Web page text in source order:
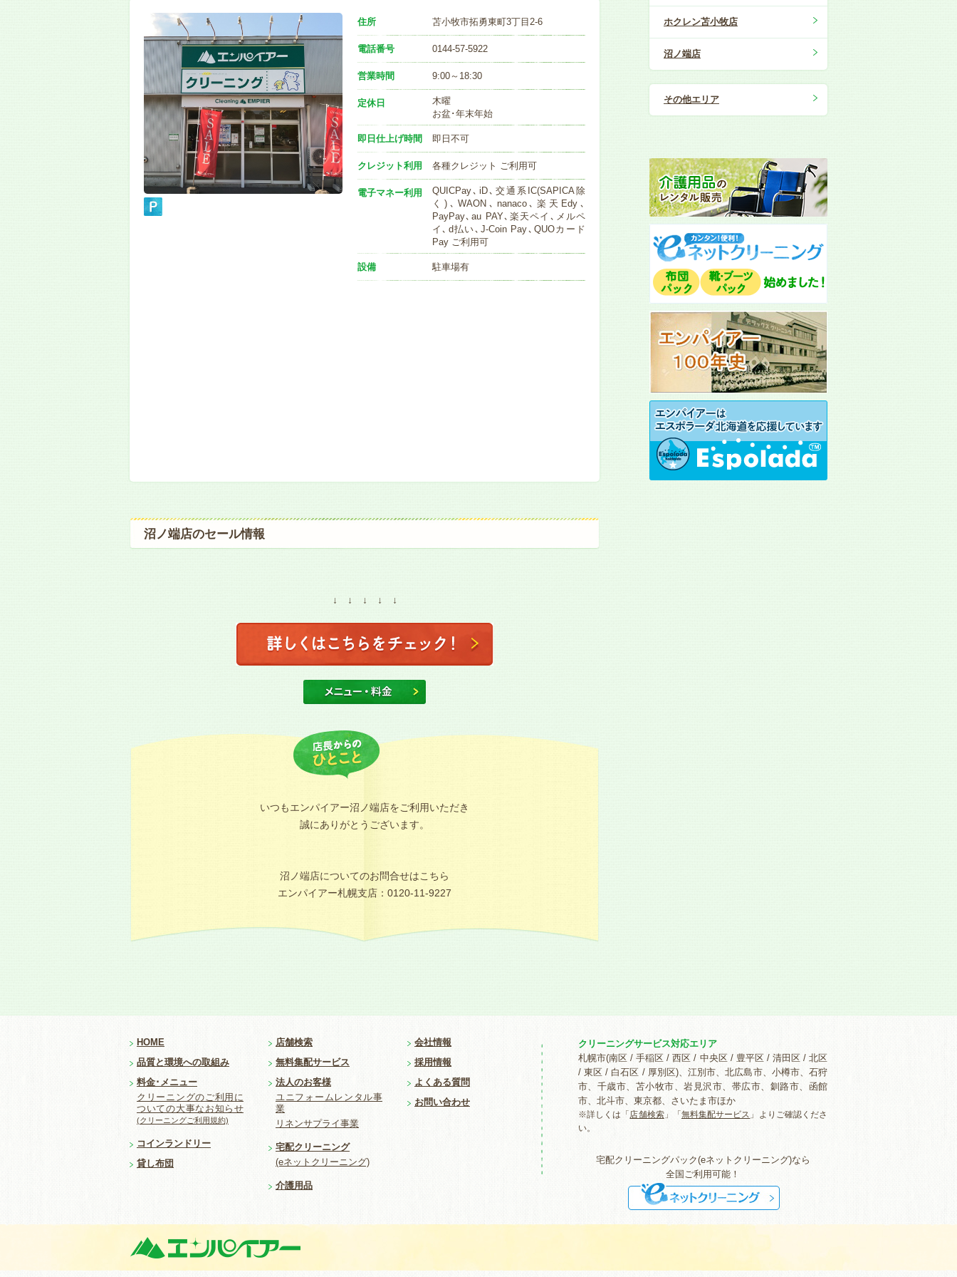
住所 苫小牧市拓勇東町3丁目2-6
電話番号 0144-57-5922
営業時間 9:00～18:30
定休日
木曜
お盆･年末年始
即日仕上げ時間 即日不可
クレジット利用 各種クレジット ご利用可
電子マネー利用
QUICPay､iD､交通系IC(SAPICA除
く)､WAON､nanaco､楽天Edy､
PayPay､au PAY､楽天ペイ､メルペ
イ､d払い､J-Coin Pay､QUOカード
Pay ご利用可
設備 駐車場有
沼ノ端店のセール情報
↓ ↓ ↓ ↓ ↓
いつもエンパイアー沼ノ端店をご利用いただき
誠にありがとうございます。
沼ノ端店についてのお問合せはこちら
エンパイアー札幌支店：0120-11-9227
ホクレン苫小牧店
沼ノ端店
その他エリア
HOME
品質と環境への取組み
料金･メニュー
クリーニングのご利用に
ついての大事なお知らせ
(クリーニングご利用規約)
コインランドリー
貸し布団
店舗検索
無料集配サービス
法人のお客様
ユニフォームレンタル事
業
リネンサプライ事業
宅配クリーニング
(eネットクリーニング)
介護用品
会社情報
採用情報
よくある質問
お問い合わせ
クリーニングサービス対応エリア
札幌市(南区 / 手稲区 / 西区 / 中央区 / 豊平区 / 清田区 / 北区
/ 東区 / 白石区 / 厚別区)、江別市、北広島市、小樽市、石狩
市、千歳市、苫小牧市、岩見沢市、帯広市、釧路市、函館
市、北斗市、東京都、さいたま市ほか
※詳しくは「 店舗検索」「 無料集配サービス 」よりご確認くださ
い。
宅配クリーニングパック(eネットクリーニング)なら
全国ご利用可能！